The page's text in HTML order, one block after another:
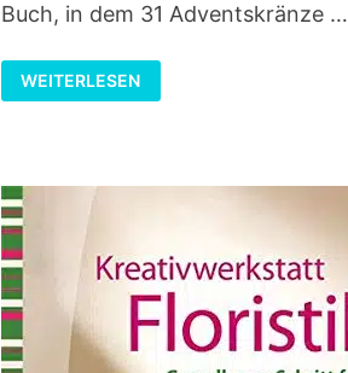
Buch, in dem 31 Adventskränze …
SELBST
GEMACHTE
ADVENTSKRÄNZE
WEITERLESEN